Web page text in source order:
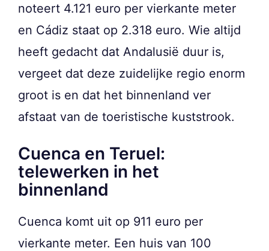
noteert 4.121 euro per vierkante meter
en Cádiz staat op 2.318 euro. Wie altijd
heeft gedacht dat Andalusië duur is,
vergeet dat deze zuidelijke regio enorm
groot is en dat het binnenland ver
afstaat van de toeristische kuststrook.
Cuenca en Teruel:
telewerken in het
binnenland
Cuenca komt uit op 911 euro per
vierkante meter. Een huis van 100